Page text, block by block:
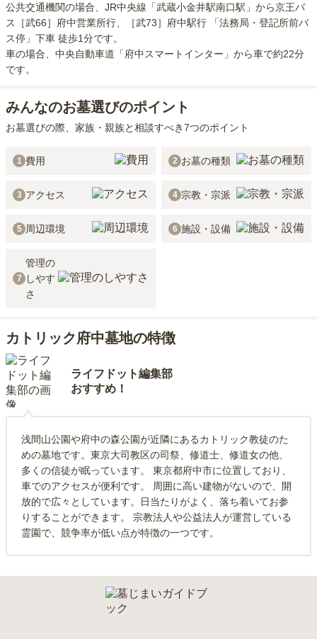
公共交通機関の場合 、JR中央線「武蔵小金井駅南口駅」から京王バ
ス［武66］府中営業所行、［武73］府中駅行 「法務局・登記所前バ
ス停」下車 徒歩1分です。
車の場合 、中央自動車道「府中スマートインター」から車で約22分
です。
みんなのお墓選びのポイント
お墓選びの際、家族・親族と相談すべき7つのポイント
1 費用 2 お墓の種類
3 アクセス 4 宗教・宗派
5 周辺環境 6 施設・設備
7
管理の
しやす
さ
カトリック府中墓地の特徴
ライフドット編集部
おすすめ！
浅間山公園や府中の森公園が近隣にあるカトリック教徒のた
めの墓地です。東京大司教区の司祭、修道士、修道女の他、
多くの信徒が眠っています。 東京都府中市に位置しており、
車でのアクセスが便利です。 周囲に高い建物がないので、開
放的で広々としています。日当たりがよく、落ち着いてお参
りすることができます。 宗教法人や公益法人が運営している
霊園で、競争率が低い点が特徴の一つです。